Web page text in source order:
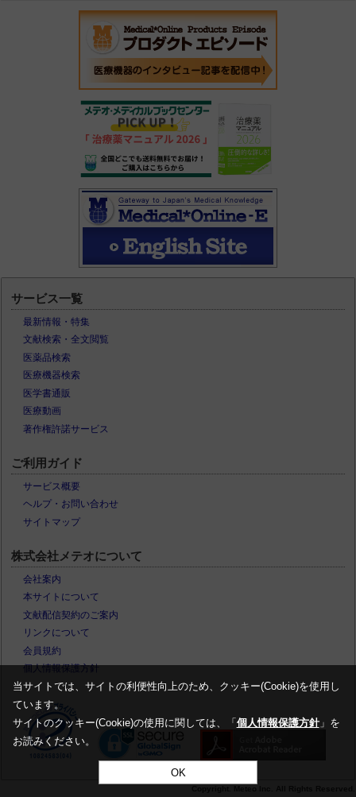
サービス一覧
最新情報・特集
文献検索・全文閲覧
医薬品検索
医療機器検索
医学書通販
医療動画
著作権許諾サービス
ご利用ガイド
サービス概要
ヘルプ・お問い合わせ
サイトマップ
株式会社メテオについて
会社案内
本サイトについて
文献配信契約のご案内
リンクについて
会員規約
個人情報保護方針
当サイトでは、サイトの利便性向上のため、クッキー(Cookie)を使用し
ています。
サイトのクッキー(Cookie)の使用に関しては、「 個人情報保護方針」を
お読みください。
OK